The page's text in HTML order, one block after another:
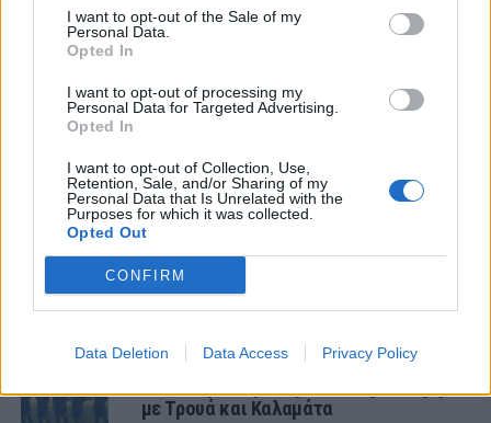
I want to opt-out of the Sale of my
Personal Data.
Opted In
I want to opt-out of processing my
Personal Data for Targeted Advertising.
Opted In
I want to opt-out of Collection, Use,
Retention, Sale, and/or Sharing of my
Personal Data that Is Unrelated with the
Purposes for which it was collected.
Opted Out
CONFIRM
Data Deletion Data Access Privacy Policy
ΠΑΝΑΙΤΩΛΙΚΟΣ
με Τρουά και Καλαμάτα